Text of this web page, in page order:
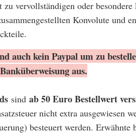
vervollständigen oder
Konvolute und
auch kein Paypal um zu
aus.
sind ab 50 Euro Bestellwert
nicht extra ausgewiesen
besteuert werden. Erwähnte